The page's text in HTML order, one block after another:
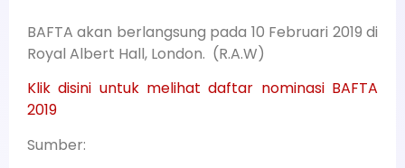
BAFTA akan berlangsung pada 10 Februari 2019 di
Royal Albert Hall, London. (R.A.W)
Klik disini untuk melihat daftar nominasi BAFTA
2019
Sumber: